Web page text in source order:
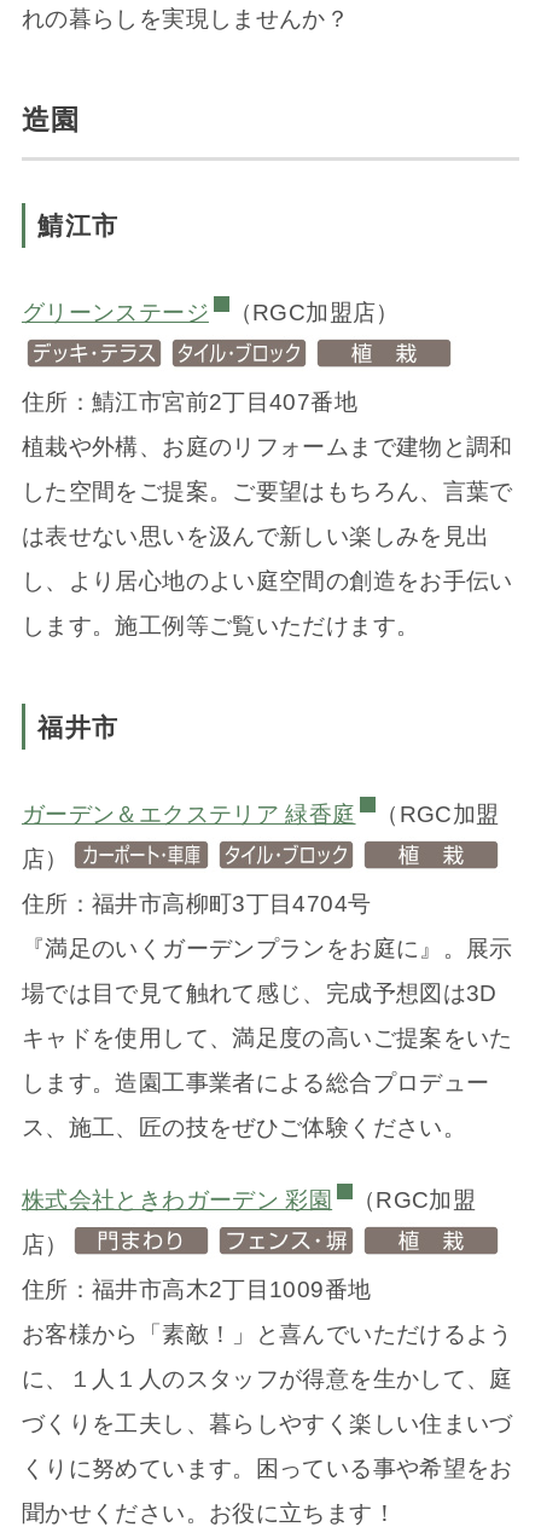
れの暮らしを実現しませんか？
造園
鯖江市
グリーンステージ （RGC加盟店）
住所：鯖江市宮前2丁目407番地
植栽や外構、お庭のリフォームまで建物と調和
した空間をご提案。ご要望はもちろん、言葉で
は表せない思いを汲んで新しい楽しみを見出
し、より居心地のよい庭空間の創造をお手伝い
します。施工例等ご覧いただけます。
福井市
ガーデン＆エクステリア 緑香庭
（RGC加盟
店）
住所：福井市高柳町3丁目4704号
『満足のいくガーデンプランをお庭に』。展示
場では目で見て触れて感じ、完成予想図は3D
キャドを使用して、満足度の高いご提案をいた
します。造園工事業者による総合プロデュー
ス、施工、匠の技をぜひご体験ください。
株式会社ときわガーデン 彩園
（RGC加盟
店）
住所：福井市高木2丁目1009番地
お客様から「素敵！」と喜んでいただけるよう
に、１人１人のスタッフが得意を生かして、庭
づくりを工夫し、暮らしやすく楽しい住まいづ
くりに努めています。困っている事や希望をお
聞かせください。お役に立ちます！